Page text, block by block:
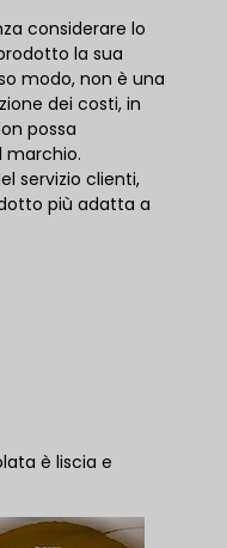
considerare lo
la sua
modo, non è una
dei costi, in
possa
marchio.
servizio clienti,
più adatta a
è liscia e